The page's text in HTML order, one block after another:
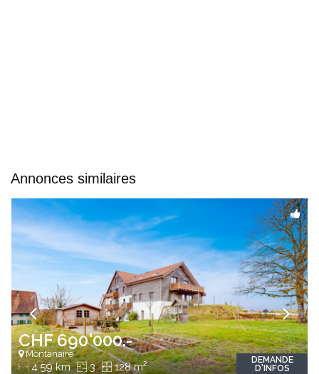
Annonces similaires
CHF 690'000.-
Montanaire
4.59 km 3 128 m2
DEMANDE
D'INFOS